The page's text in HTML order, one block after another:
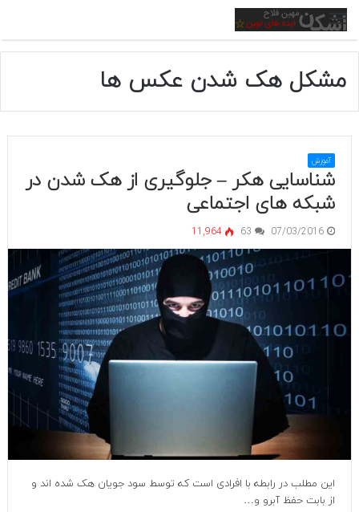
منو
مشکل هک شدن عکس ها
آموزش
شناسایی هکر – جلوگیری از هک شدن در
شبکه های اجتماعی
07/03/2016
63
11,964
این مطلب در رابطه با افرادی است که توسط سود جویان هک شده اند و
از بابت حفظ آبرو و…